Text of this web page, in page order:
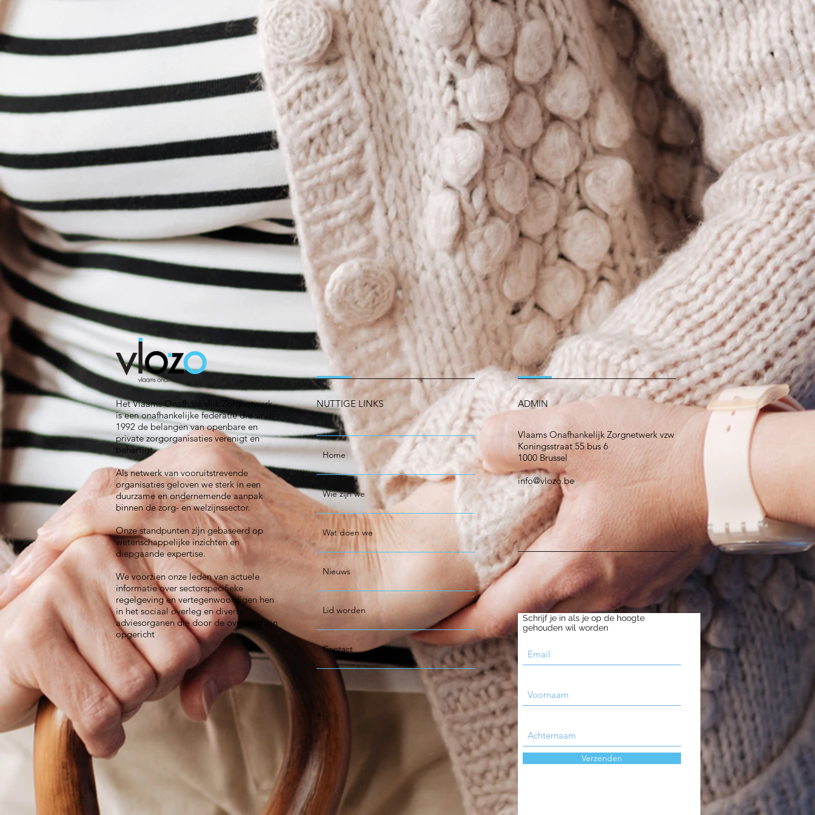
Het Vlaams Onafhankelijk Zorgnetwerk
is een onafhankelijke federatie die sinds
1992 de belangen van openbare en
private zorgorganisaties verenigt en
behartigt.
Als netwerk van vooruitstrevende
organisaties geloven we sterk in een
duurzame en ondernemende aanpak
binnen de zorg- en welzijnssector.
Onze standpunten zijn gebaseerd op
wetenschappelijke inzichten en
diepgaande expertise.
We voorzien onze leden van actuele
informatie over sectorspecifieke
regelgeving en vertegenwoordigen hen
in het sociaal overleg en diverse
adviesorganen die door de overheid zijn
opgericht
NUTTIGE LINKS
Home
Wie zijn we
Wat doen we
Nieuws
Lid worden
Contact
ADMIN
Vlaams Onafhankelijk Zorgnetwerk vzw
Koningsstraat 55 bus 6
1000 Brussel
info@vlozo.be
Schrijf je in als je op de hoogte
gehouden wil worden
Verzenden